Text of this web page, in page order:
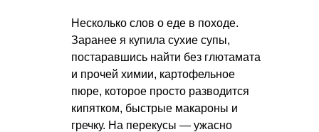
Несколько слов о еде в походе.
Заранее я купила сухие супы,
постаравшись найти без глютамата
и прочей химии, картофельное
пюре, которое просто разводится
кипятком, быстрые макароны и
гречку. На перекусы — ужасно